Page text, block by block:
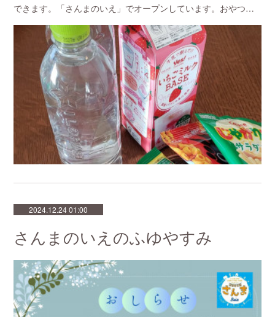
できます。「さんまのいえ」でオープンしています。おやつ…
2024.12.24 01:00
さんまのいえのふゆやすみ